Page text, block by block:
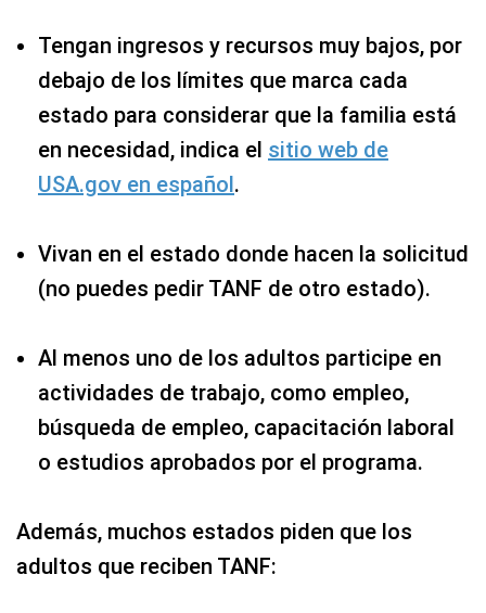
Tengan ingresos y recursos muy bajos, por
debajo de los límites que marca cada
estado para considerar que la familia está
en necesidad, indica el sitio web de
USA.gov en español.
Vivan en el estado donde hacen la solicitud
(no puedes pedir TANF de otro estado).
Al menos uno de los adultos participe en
actividades de trabajo, como empleo,
búsqueda de empleo, capacitación laboral
o estudios aprobados por el programa.
Además, muchos estados piden que los
adultos que reciben TANF: